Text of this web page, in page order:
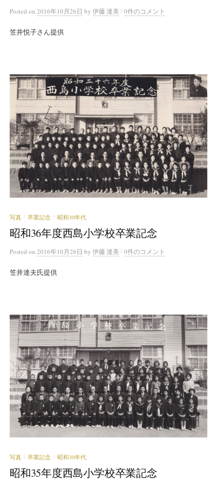
Posted on 2016年10月26日 by 伊藤 達美 /0件のコメント
笠井悦子さん提供
写真 / 卒業記念 / 昭和30年代
昭和36年度西島小学校卒業記念
Posted on 2016年10月26日 by 伊藤 達美 /0件のコメント
笠井達夫氏提供
写真 / 卒業記念 / 昭和30年代
昭和35年度西島小学校卒業記念